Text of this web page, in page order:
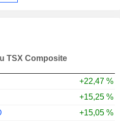
TSX Composite
+22,47 %
+15,25 %
+15,05 %